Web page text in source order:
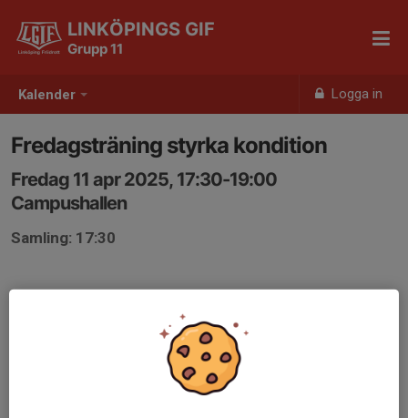
Kalender Logga in
LINKÖPINGS GIF
Grupp 11
Fredagsträning styrka kondition
Fredag 11 apr 2025, 17:30-19:00
Campushallen
Samling: 17:30